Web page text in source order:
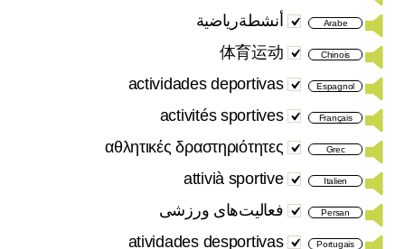
Arabe أنشطةرياضية
Chinois
体育运动
Espagnol
actividades deportivas
Français
activités sportives
Grec
αθλητικές δραστηριότητες
Italien
attivià sportive
Persan فعالیت‌های ورزشی
Portugais
atividades desportivas